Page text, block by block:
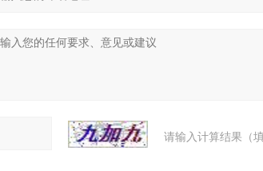
请输入计算结果（